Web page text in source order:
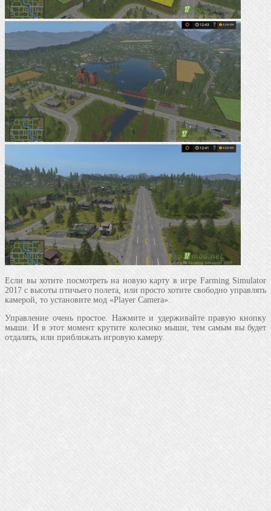
Если вы хотите посмотреть на новую карту в игре Farming Simulator
2017 с высоты птичьего полета, или просто хотите свободно управлять
камерой, то установите мод «Player Camera».
Управление очень простое. Нажмите и удерживайте правую кнопку
мыши. И в этот момент крутите колесико мыши, тем самым вы будет
отдалять, или приближать игровую камеру.